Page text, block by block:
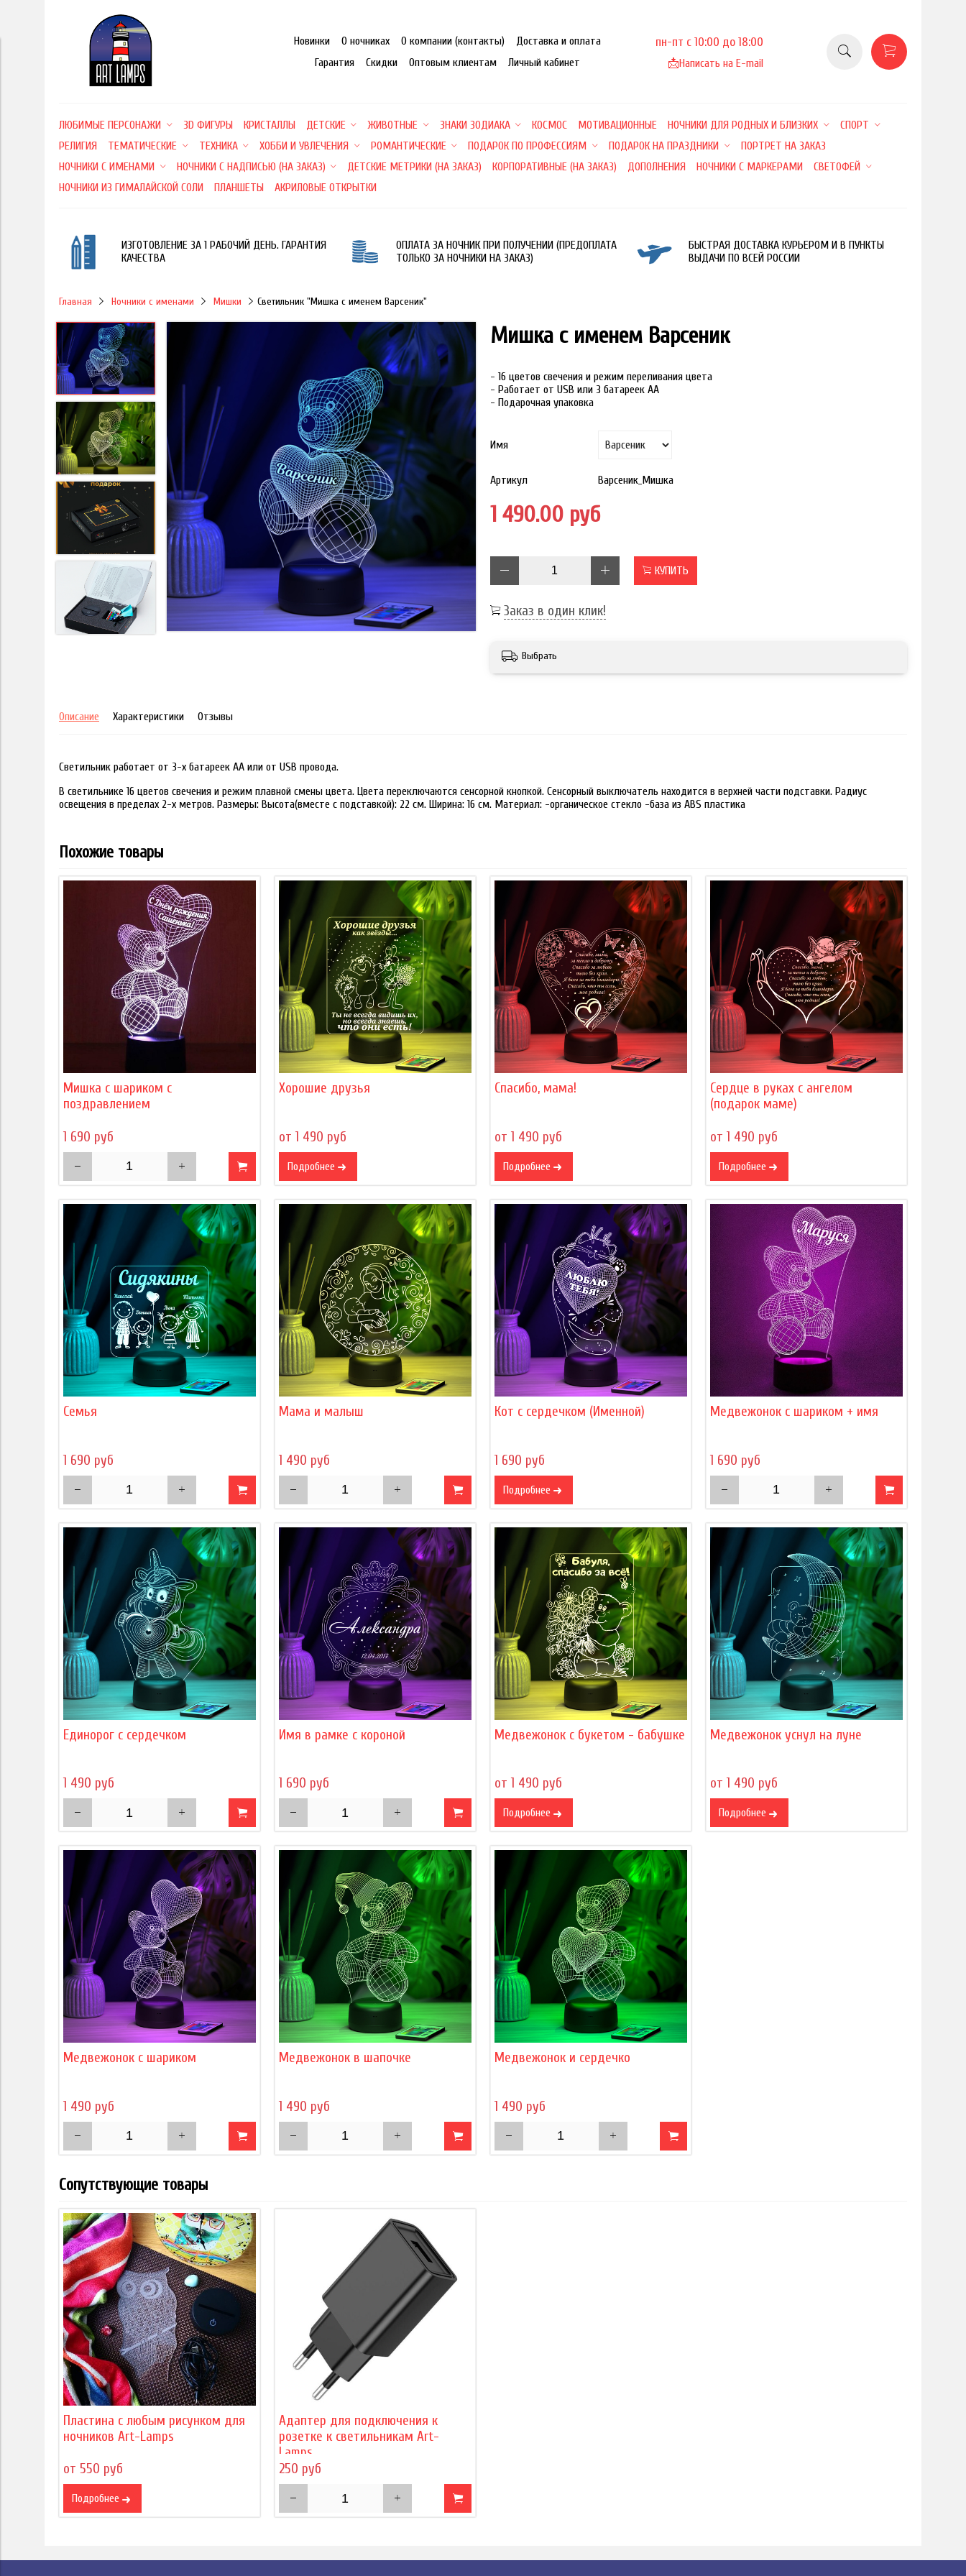
Новинки О ночниках О компании (контакты)
Доставка и оплата
Гарантия
Скидки Оптовым клиентам Личный кабинет
пн-пт с 10:00 до 18:00
📩Написать на E-mail
ЛЮБИМЫЕ ПЕРСОНАЖИ 3D ФИГУРЫ КРИСТАЛЛЫ ДЕТСКИЕ ЖИВОТНЫЕ ЗНАКИ ЗОДИАКА КОСМОС МОТИВАЦИОННЫЕ НОЧНИКИ ДЛЯ РОДНЫХ И БЛИЗКИХ
СПОРТ
РЕЛИГИЯ
ТЕМАТИЧЕСКИЕ ТЕХНИКА ХОББИ И УВЛЕЧЕНИЯ РОМАНТИЧЕСКИЕ ПОДАРОК ПО ПРОФЕССИЯМ ПОДАРОК НА ПРАЗДНИКИ
ПОРТРЕТ НА ЗАКАЗ
НОЧНИКИ С ИМЕНАМИ
НОЧНИКИ С НАДПИСЬЮ (НА ЗАКАЗ) ДЕТСКИЕ МЕТРИКИ (НА ЗАКАЗ) КОРПОРАТИВНЫЕ (НА ЗАКАЗ) ДОПОЛНЕНИЯ НОЧНИКИ С МАРКЕРАМИ
СВЕТОФЕЙ
НОЧНИКИ ИЗ ГИМАЛАЙСКОЙ СОЛИ
ПЛАНШЕТЫ АКРИЛОВЫЕ ОТКРЫТКИ
ИЗГОТОВЛЕНИЕ ЗА 1 РАБОЧИЙ ДЕНЬ. ГАРАНТИЯ
КАЧЕСТВА
ОПЛАТА ЗА НОЧНИК ПРИ ПОЛУЧЕНИИ (ПРЕДОПЛАТА
ТОЛЬКО ЗА НОЧНИКИ НА ЗАКАЗ)
БЫСТРАЯ ДОСТАВКА КУРЬЕРОМ И В ПУНКТЫ
ВЫДАЧИ ПО ВСЕЙ РОССИИ
Главная Ночники с именами Мишки Светильник "Мишка с именем Варсеник"
Мишка с именем Варсеник
- 16 цветов свечения и режим переливания цвета
- Работает от USB или 3 батареек АА
- Подарочная упаковка
Имя
Артикул Варсеник_Мишка
1 490.00 руб
КУПИТЬ
Заказ в один клик!
Выбрать
Описание Характеристики Отзывы
Светильник работает от 3-х батареек АА или от USB провода.
В светильнике 16 цветов свечения и режим плавной смены цвета. Цвета переключаются сенсорной кнопкой. Сенсорный выключатель находится в верхней части подставки. Радиус
освещения в пределах 2-х метров. Размеры: Высота(вместе с подставкой): 22 см. Ширина: 16 см. Материал: -органическое стекло -база из ABS пластика
Похожие товары
Мишка с шариком с
поздравлением
1 690 руб
Хорошие друзья
от 1 490 руб
Подробнее
Спасибо, мама!
от 1 490 руб
Подробнее
Сердце в руках с ангелом
(подарок маме)
от 1 490 руб
Подробнее
Семья
1 690 руб
Мама и малыш
1 490 руб
Кот с сердечком (Именной)
1 690 руб
Подробнее
Медвежонок с шариком + имя
1 690 руб
Единорог с сердечком
1 490 руб
Имя в рамке с короной
1 690 руб
Медвежонок с букетом - бабушке
от 1 490 руб
Подробнее
Медвежонок уснул на луне
от 1 490 руб
Подробнее
Медвежонок с шариком
1 490 руб
Медвежонок в шапочке
1 490 руб
Медвежонок и сердечко
1 490 руб
Сопутствующие товары
Пластина с любым рисунком для
ночников Art-Lamps
от 550 руб
Подробнее
Адаптер для подключения к
розетке к светильникам Art-
Lamps
250 руб